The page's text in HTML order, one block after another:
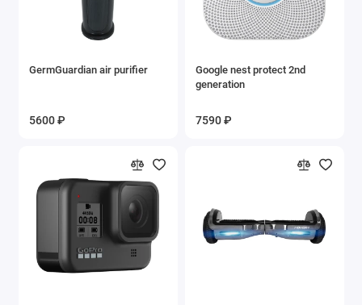
GermGuardian air purifier
5600 ₽
Google nest protect 2nd
generation
7590 ₽